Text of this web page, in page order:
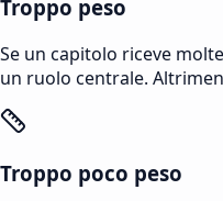
Troppo peso
Se un capitolo riceve
un ruolo centrale.
Troppo poco peso